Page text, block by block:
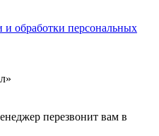
обработки персональных
перезвонит вам в